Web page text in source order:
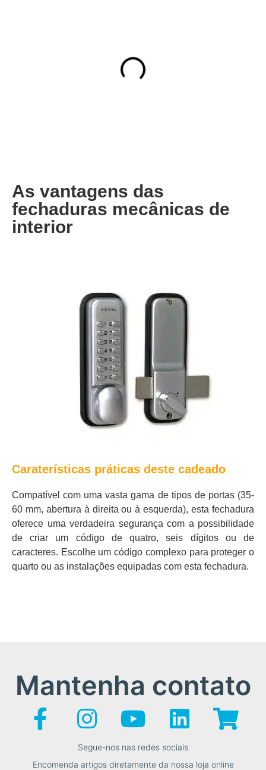
As vantagens das
fechaduras mecânicas de
interior
Caraterísticas práticas deste cadeado
Compatível com uma vasta gama de tipos de portas (35-
60 mm, abertura à direita ou à esquerda), esta fechadura
oferece uma verdadeira segurança com a possibilidade
de criar um código de quatro, seis dígitos ou de
caracteres. Escolhe um código complexo para proteger o
quarto ou as instalações equipadas com esta fechadura.
Mantenha contato
Segue-nos nas redes sociais
Encomenda artigos diretamente da nossa loja online